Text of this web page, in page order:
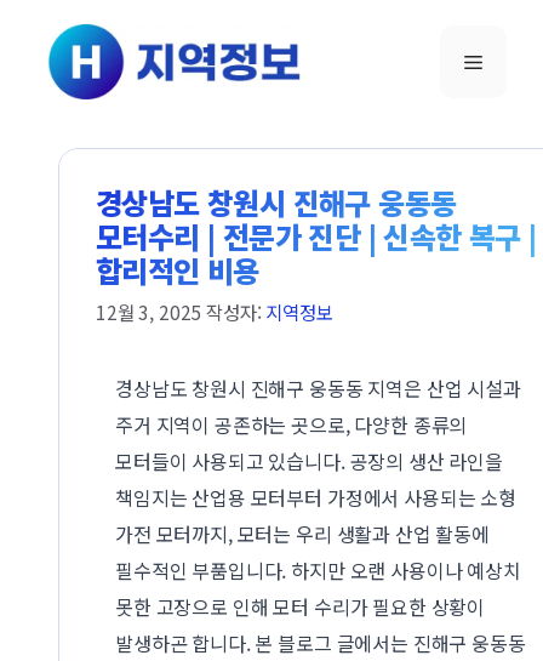
건너뛰기
메뉴
경상남도 창원시 진해구 웅동동
모터수리 | 전문가 진단 | 신속한 복구 |
합리적인 비용
12월 3, 2025 작성자: 지역정보
경상남도 창원시 진해구 웅동동 지역은 산업 시설과
주거 지역이 공존하는 곳으로, 다양한 종류의
모터들이 사용되고 있습니다. 공장의 생산 라인을
책임지는 산업용 모터부터 가정에서 사용되는 소형
가전 모터까지, 모터는 우리 생활과 산업 활동에
필수적인 부품입니다. 하지만 오랜 사용이나 예상치
못한 고장으로 인해 모터 수리가 필요한 상황이
발생하곤 합니다. 본 블로그 글에서는 진해구 웅동동